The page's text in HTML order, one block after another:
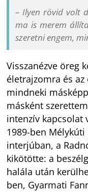
– Ilyen rövid volt
ma is merem
szeretni engem,
Visszanézve öreg
életrajzomra és
mindneki
másként
intenzív kapcsolat
1989-ben
interjúban, a
kikötötte: a
halála után
ben, Gyarmati